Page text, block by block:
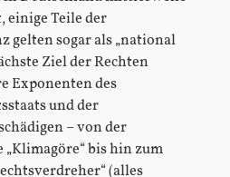
einige Teile der
gelten sogar als „national
Ziel der Rechten
Exponenten des
und der
– von der
bis hin zum
(alles